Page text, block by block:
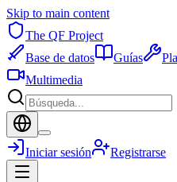
Skip to main content
The QF Project
Base de datos
Guías
Multimedia
Iniciar sesión Registrarse